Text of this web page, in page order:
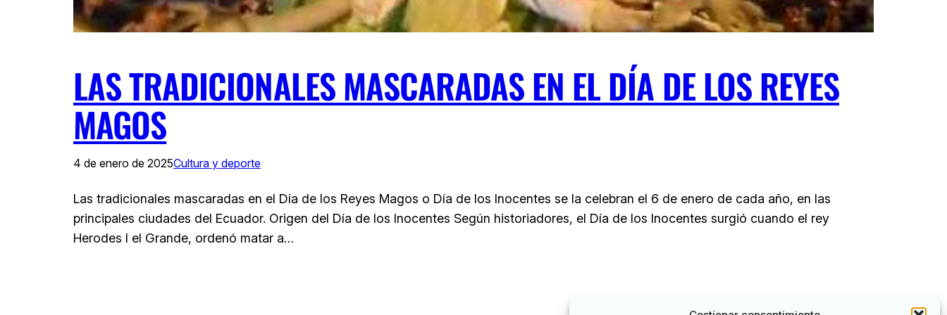
LAS TRADICIONALES MASCARADAS EN EL DÍA DE LOS REYES
MAGOS
4 de enero de 2025Cultura y deporte
Las tradicionales mascaradas en el Día de los Reyes Magos o Día de los Inocentes se la celebran el 6 de enero de cada año, en las
principales ciudades del Ecuador. Origen del Día de los Inocentes Según historiadores, el Día de los Inocentes surgió cuando el rey
Herodes I el Grande, ordenó matar a…